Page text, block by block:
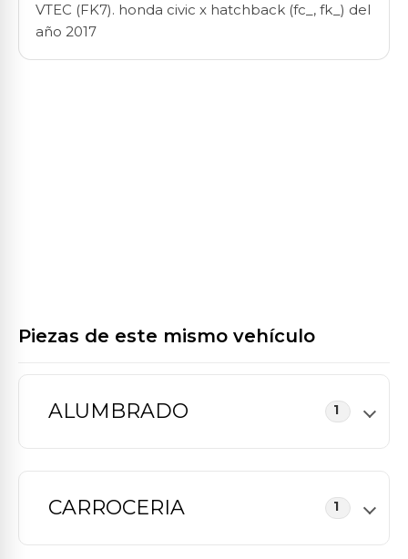
VTEC (FK7). honda civic x hatchback (fc_, fk_) del
año 2017
Piezas de este mismo vehículo
ALUMBRADO 1
CARROCERIA 1